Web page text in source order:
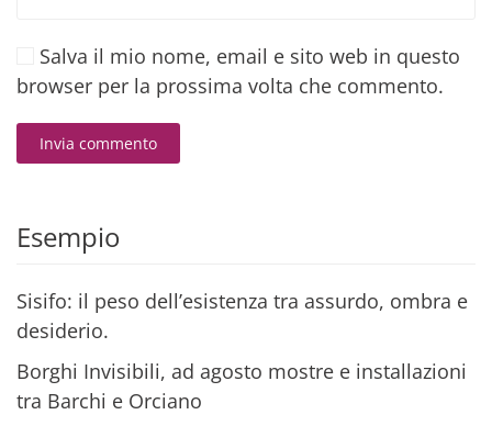
Salva il mio nome, email e sito web in questo
browser per la prossima volta che commento.
Invia commento
Esempio
Sisifo: il peso dell’esistenza tra assurdo, ombra e
desiderio.
Borghi Invisibili, ad agosto mostre e installazioni
tra Barchi e Orciano